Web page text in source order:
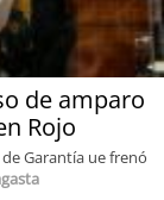
de amparo
Rojo
Garantía ue frenó